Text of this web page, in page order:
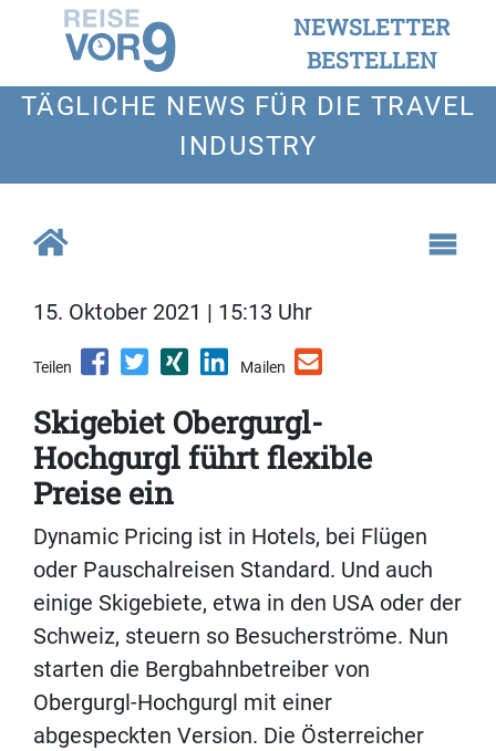
NEWSLETTER
BESTELLEN
TÄGLICHE NEWS FÜR DIE TRAVEL
INDUSTRY
15. Oktober 2021 | 15:13 Uhr
Teilen Mailen
Skigebiet Obergurgl-
Hochgurgl führt flexible
Preise ein
Dynamic Pricing ist in Hotels, bei Flügen
oder Pauschalreisen Standard. Und auch
einige Skigebiete, etwa in den USA oder der
Schweiz, steuern so Besucherströme. Nun
starten die Bergbahnbetreiber von
Obergurgl-Hochgurgl mit einer
abgespeckten Version. Die Österreicher